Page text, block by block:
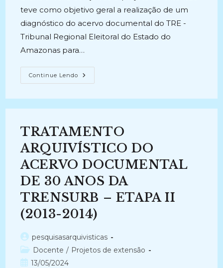
teve como objetivo geral a realização de um
diagnóstico do acervo documental do TRE -
Tribunal Regional Eleitoral do Estado do
Amazonas para…
Continue Lendo DIAGNÓSTICO
DA
ACERVO
TRIBUNAL
REGIONAL
ELEITORAL
DO
ESTADO
DO
(2015-
2016)
TRATAMENTO
ARQUIVÍSTICO DO
ACERVO DOCUMENTAL
DE 30 ANOS DA
TRENSURB – ETAPA II
(2013-2014)
Autor
do
post:
pesquisasarquivisticas
Categoria
do
Docente / Projetos de extensão
Post13/05/2024